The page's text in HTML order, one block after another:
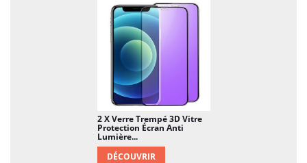
2 X Verre Trempé 3D Vitre
Protection Écran Anti
Lumière...
DÉCOUVRIR